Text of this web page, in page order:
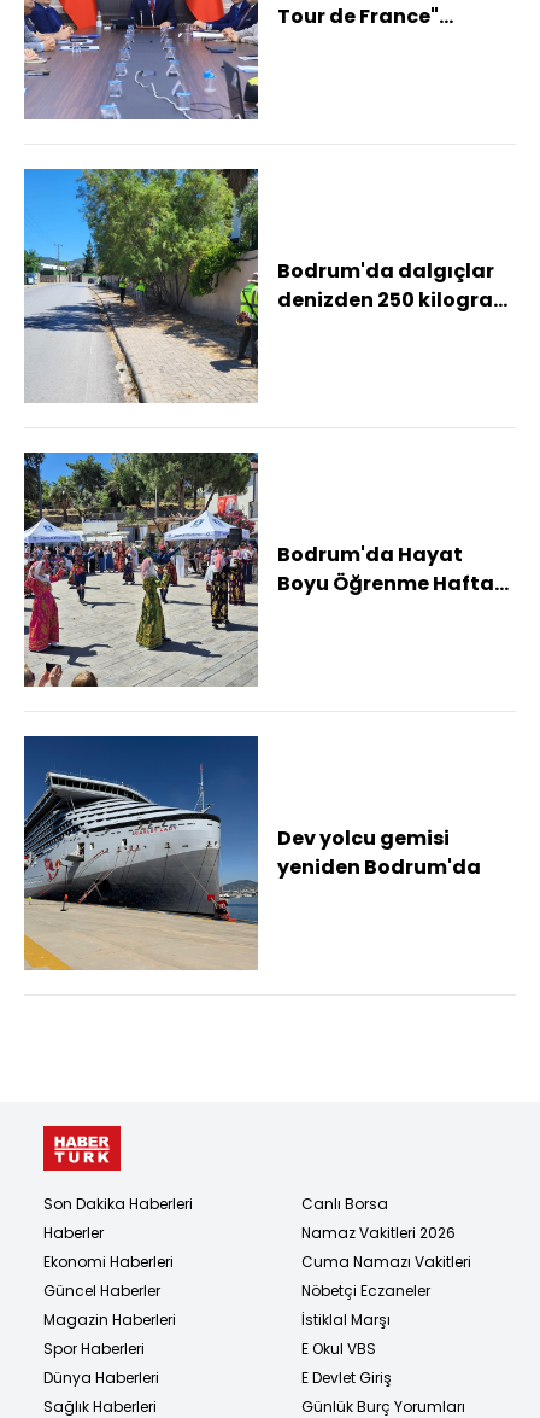
Tour de France"
Bodrum'da dalgıçlar
denizden 250 kilogram
Bodrum'da Hayat
Boyu Öğrenme Haftası
Dev yolcu gemisi
yeniden Bodrum'da
Son Dakika Haberleri
Haberler
Ekonomi Haberleri
Güncel Haberler
Magazin Haberleri
Spor Haberleri
Dünya Haberleri
Sağlık Haberleri
Canlı Borsa
Namaz Vakitleri 2026
Cuma Namazı Vakitleri
Nöbetçi Eczaneler
İstiklal Marşı
E Okul VBS
E Devlet Giriş
Günlük Burç Yorumları